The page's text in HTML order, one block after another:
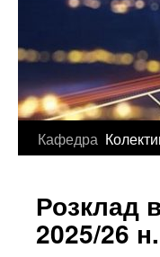
Кафедра
Розклад
2025/26